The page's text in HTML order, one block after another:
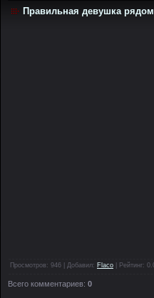
Правильная девушка
Просмотров : 946 | Добавил: Flaco Рейтинг:
Всего комментариев: 0